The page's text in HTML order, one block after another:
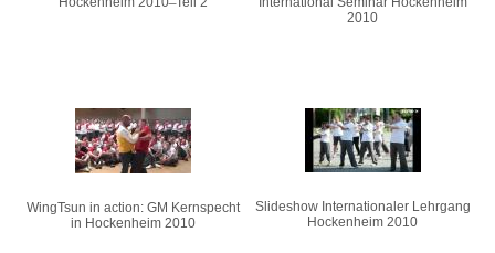
2010
WingTsun in action: GM Kernspecht
in Hockenheim 2010
Slideshow Internationaler Lehrgang
Hockenheim 2010